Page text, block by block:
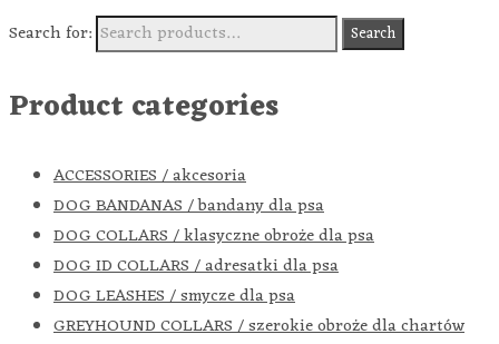
Search for:
Search
Product categories
ACCESSORIES / akcesoria
DOG BANDANAS / bandany dla psa
DOG COLLARS / klasyczne obroże dla psa
DOG ID COLLARS / adresatki dla psa
DOG LEASHES / smycze dla psa
GREYHOUND COLLARS / szerokie obroże dla chartów